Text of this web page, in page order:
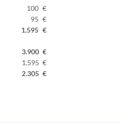
100 €
95 €
1.595 €
3.900 €
1.595 €
2.305 €